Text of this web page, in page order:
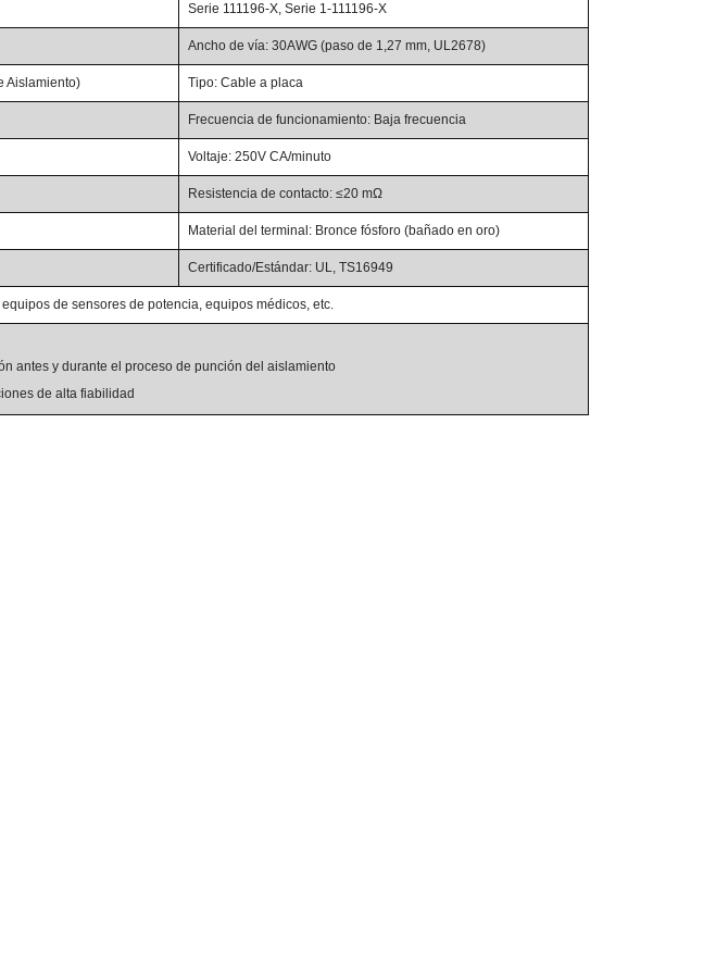
Serie 111196-X, Serie 1-111196-X
Ancho de vía: 30AWG (paso de 1,27 mm, UL2678)
Aislamiento) Tipo: Cable a placa
Frecuencia de funcionamiento: Baja frecuencia
Voltaje: 250V CA/minuto
Resistencia de contacto: ≤20 mΩ
Material del terminal: Bronce fósforo (bañado en oro)
Certificado/Estándar: UL, TS16949
de sensores de potencia, equipos médicos, etc.
antes y durante el proceso de punción del aislamiento
de alta fiabilidad